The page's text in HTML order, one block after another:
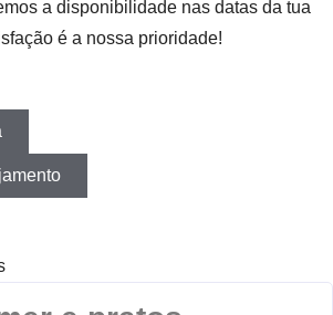
a disponibilidade nas datas da tua
é a nossa prioridade!